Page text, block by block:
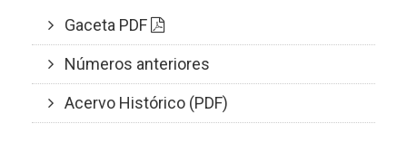
Gaceta PDF
Números anteriores
Acervo Histórico (PDF)